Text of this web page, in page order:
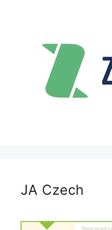
JA Czech